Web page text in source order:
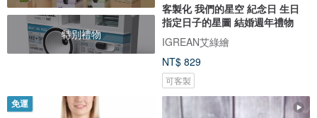
特別禮物
客製化 我們的星空 紀念日 生日
指定日子的星圖 結婚週年禮物
IGREAN艾綠繪
NT$ 829
可客製
免運